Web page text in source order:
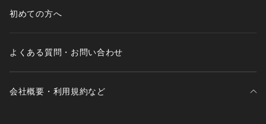
初めての方へ
よくある質問・お問い合わせ
会社概要・利用規約など